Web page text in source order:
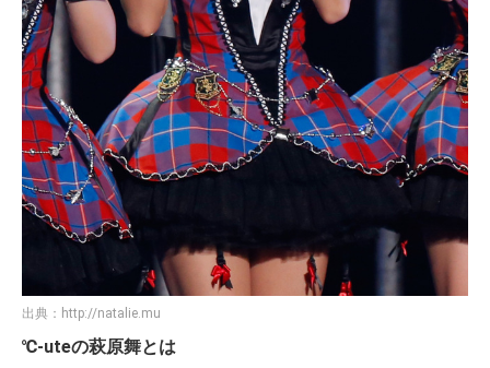
出典： http://natalie.mu
℃-uteの萩原舞とは